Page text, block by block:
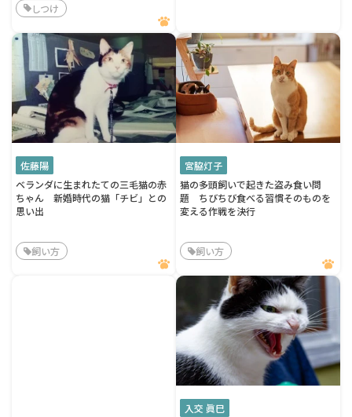
しつけ
佐藤陽
ベランダに生まれたての三毛猫の赤
ちゃん 新婚時代の猫「チビ」との
思い出
飼い方
宮脇灯子
猫の多頭飼いで起きた盗み食い問
題 ちびちび食べる習慣そのものを
変える作戦を決行
飼い方
入交 眞巳